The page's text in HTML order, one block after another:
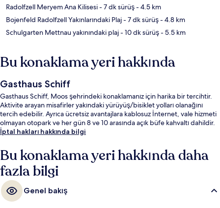
Radolfzell Meryem Ana Kilisesi- 7 dk sürüş- 4.5 km
Bojenfeld Radolfzell Yakınlarındaki Plaj- 7 dk sürüş- 4.8 km
Schulgarten Mettnau yakınındaki plaj- 10 dk sürüş- 5.5 km
Bu konaklama yeri hakkında
Gasthaus Schiff
Gasthaus Schiff, Moos şehrindeki konaklamanız için harika bir tercihtir.
Aktivite arayan misafirler yakındaki yürüyüş/bisiklet yolları olanağını
tercih edebilir. Ayrıca ücretsiz avantajlara kablosuz İnternet, vale hizmeti
olmayan otopark ve her gün 8 ve 10 arasında açık büfe kahvaltı dahildir.
İptal hakları hakkında bilgi
Bu konaklama yeri hakkında daha
fazla bilgi
Genel bakış